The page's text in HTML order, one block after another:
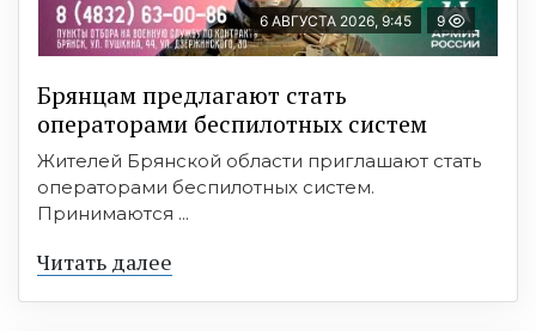
6 АВГУСТА 2026, 9:45 9
Брянцам предлагают cтать
оперaтoрами бeспилотных систeм
Жителей Брянской области приглашают стать
операторами беспилотных систем.
Принимаются ...
Читать далее